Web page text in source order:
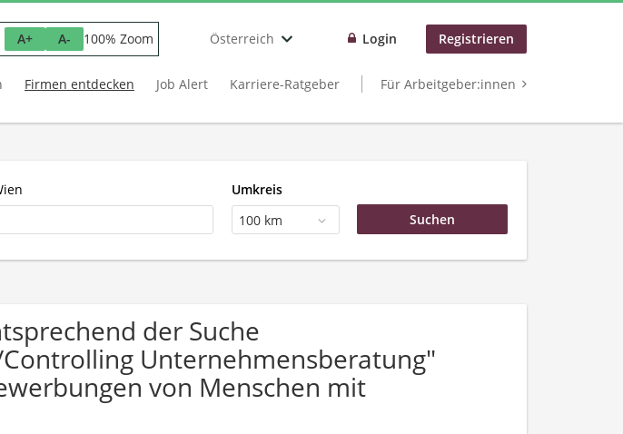
A+ A- 100% Zoom Österreich Login Registrieren
Firmen entdecken Job Alert Karriere-Ratgeber Für Arbeitgeber:innen
Umkreis
100 km
der Suche
Unternehmensberatung"
von Menschen mit